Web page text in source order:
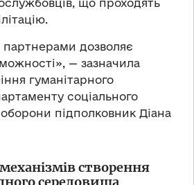
що проходять
партнерами дозволяє
— зазначила
гуманітарного
соціального
підполковник Діана
механізмів створення
середовища